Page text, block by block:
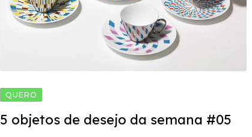
QUERO
5 objetos de desejo da semana #05